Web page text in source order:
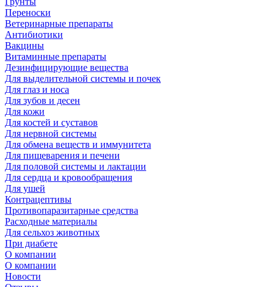
Переноски
Ветеринарные препараты
Антибиотики
Вакцины
Витаминные препараты
Дезинфицирующие вещества
Для выделительной системы и почек
Для глаз и носа
Для зубов и десен
Для кожи
Для костей и суставов
Для нервной системы
Для обмена веществ и иммунитета
Для пищеварения и печени
Для половой системы и лактации
Для сердца и кровообращения
Для ушей
Контрацептивы
Противопаразитарные средства
Расходные материалы
Для сельхоз животных
При диабете
О компании
О компании
Новости